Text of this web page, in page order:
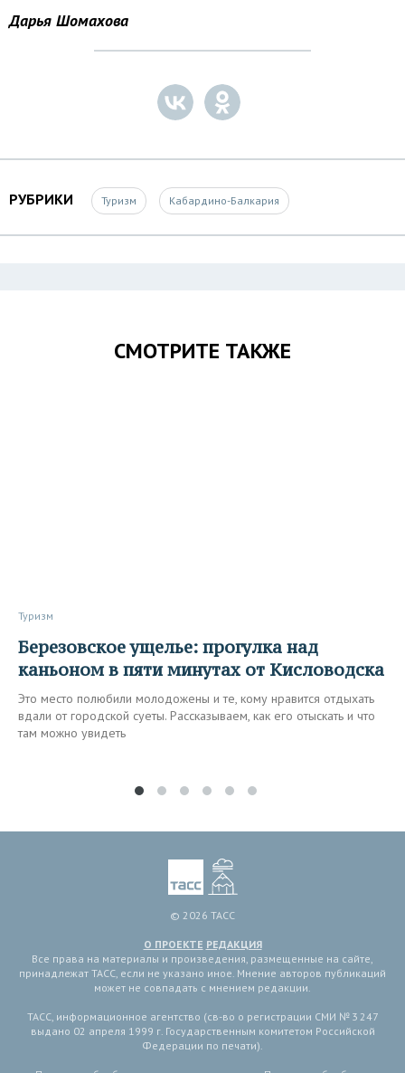
Дарья Шомахова
РУБРИКИ Туризм Кабардино-Балкария
СМОТРИТЕ ТАКЖЕ
Туризм
Березовское ущелье: прогулка над
каньоном в пяти минутах от Кисловодска
Это место полюбили молодожены и те, кому нравится отдыхать
вдали от городской суеты. Рассказываем, как его отыскать и что
там можно увидеть
© 2026 ТАСС
О ПРОЕКТЕ РЕДАКЦИЯ
Все права на материалы и произведения, размещенные на сайте,
принадлежат ТАСС, если не указано иное. Мнение авторов публикаций
может не совпадать с мнением редакции.
ТАСС, информационное агентство (св-во о регистрации СМИ № 3 247
выдано 02 апреля 1999 г. Государственным комитетом Российской
Федерации по печати).